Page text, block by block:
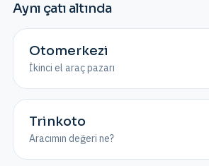
Aynı çatı altında
Otomerkezi
İkinci el araç pazarı
Trinkoto
Aracımın değeri ne?